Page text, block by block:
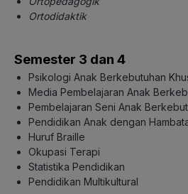
Ortodidaktik
Semester 3 dan 4
Psikologi Anak Berkebutuhan
Media Pembelajaran Anak
Pembelajaran Seni Anak
Pendidikan Anak dengan
Huruf Braille
Okupasi Terapi
Statistika Pendidikan
Pendidikan Multikultural